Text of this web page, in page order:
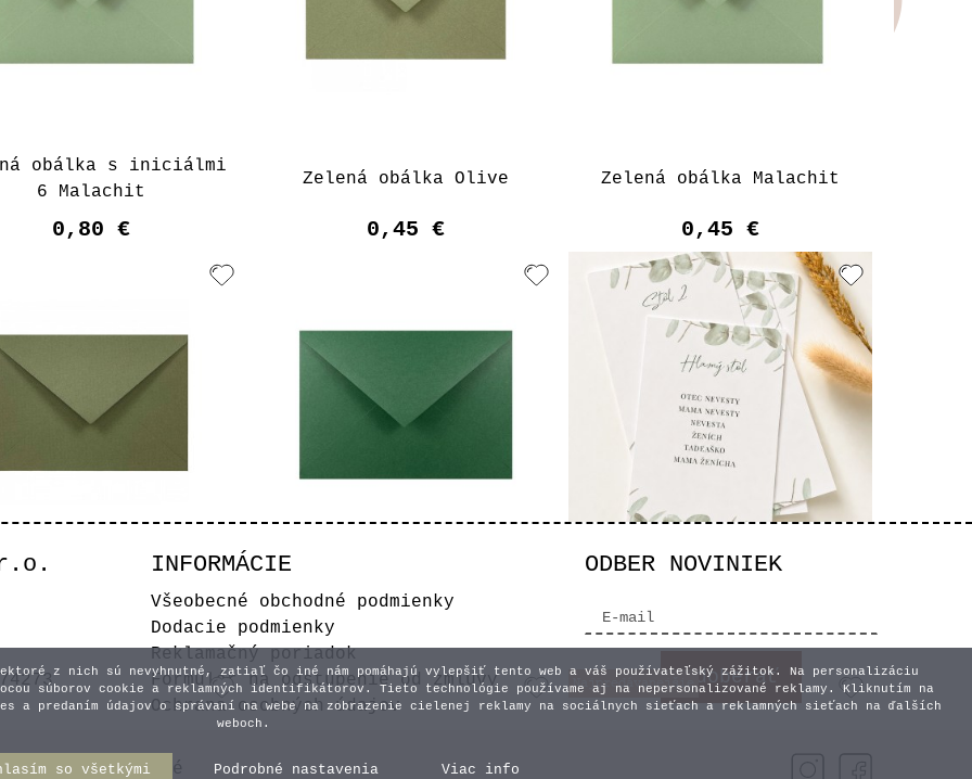
obálka s iniciálmi
6 Malachit
0,80 €
Zelená obálka Olive
0,45 €
Zelená obálka Malachit
0,45 €
obálka Dark Olive
0,45 €
Zelená obálka Cactus
0,45 € 1,00 €
INFORMÁCIE
Všeobecné obchodné podmienky
Dodacie podmienky
Reklamačný poriadok
Formulár na odstúpenie od zmluvy
Ochrana osobných údajov
ODBER NOVINIEK
práva vyhradené
z nich sú nevyhnutné, zatiaľ čo iné nám pomáhajú vylepšiť tento web a váš používateľský zážitok. Na personalizáciu
súborov cookie a reklamných identifikátorov. Tieto technológie používame aj na nepersonalizované reklamy. Kliknutím na
a predaním údajov o správaní na webe na zobrazenie cielenej reklamy na sociálnych sieťach a reklamných sieťach na ďalších
weboch.
so všetkými Podrobné nastavenia Viac info